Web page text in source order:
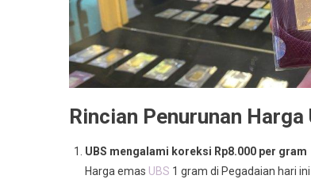
Rincian Penurunan Harga
UBS mengalami koreksi Rp8.000 per gram
Harga emas UBS 1 gram di Pegadaian hari